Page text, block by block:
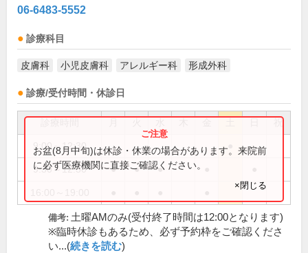
06-6483-5552
診療科目
皮膚科 小児皮膚科 アレルギー科 形成外科
診療/受付時間・休診日
祝
9:00～12:30
9:30～12:30 ● ● ●
お盆(8月中旬)は休診・休業の場合があります。来院前
に必ず医療機関に直接ご確認ください。
×閉じる
備考: 土曜AMのみ(受付終了時間は12:00となります)
※臨時休診もあるため、必ず予約枠をご確認くださ
い...(続きを読む)